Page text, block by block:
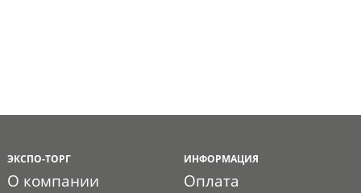
ЭКСПО-ТОРГ
О компании
ИНФОРМАЦИЯ
Оплата